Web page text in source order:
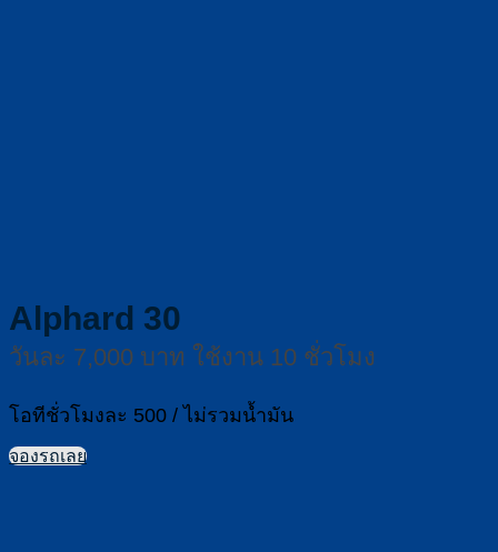
Alphard 30
วันละ 7,000 บาท ใช้งาน 10 ชั่วโมง
โอทีชั่วโมงละ 500 / ไม่รวมน้ำมัน
จองรถเลย